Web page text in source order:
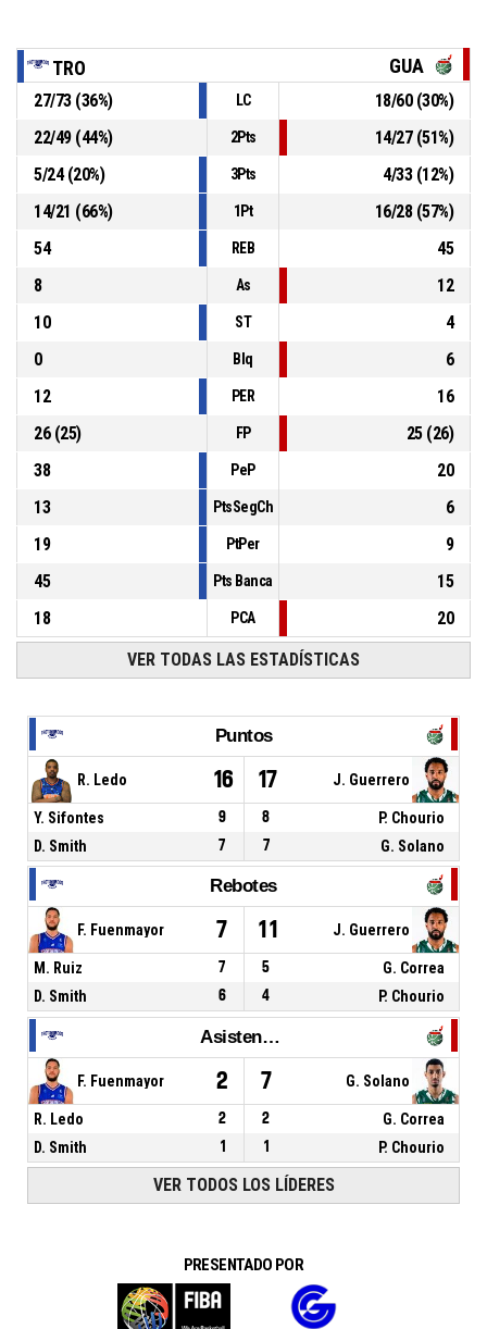
20, Y. Sifontes, Lanzamiento libre 1 de 2 Fallado
20, Y. Sifontes P4 01:14
P4 01:14 , Falta personal
TRO GUA
27/73(36%) LC 18/60(30%)
22/49(44%) 2Pts 14/27(51%)
5/24(20%) 3Pts 4/33(12%)
14/21 (66%) 1Pt 16/28(57%)
54
REB
45
8
As
12
10
ST
4
0
Blq
6
12
PER
16
26(25) FP 25(26)
38
PeP
20
13
PtsSegCh
6
19
PtPer
9
45
Pts Banca
15
18
PCA 20
VER TODAS LAS ESTADÍSTICAS
Puntos
R. Ledo 16 17 J. Guerrero
Y. Sifontes 9 8
P. Chourio
D. Smith
7 7 G. Solano
Rebotes
F. Fuenmayor 7 11 J. Guerrero
M. Ruiz 7 5
G. Correa
D. Smith
6 4 P. Chourio
Asistencias
F. Fuenmayor 2 7 G. Solano
R. Ledo 2 2
G. Correa
D. Smith
1 1 P. Chourio
VER TODOS LOS LÍDERES
PRESENTADO POR